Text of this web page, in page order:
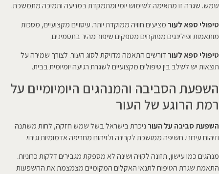
שמש. שגרה זו מתאימה לשימוש יומי ומתמקדת במניעה ותמיכה מתמשכת.
טיפולי ספא לעור מציעים חוויה ממוקדת יותר. עיסויים מקצועיים, מסכות
מותאמות ופילינגים מפוקחים מספקים שיפור מהיר בתסמינים.
טיפולי ספא לעורדורשים התאמה מדויקת לסוג העור. לצורך שמירה על
תוצאות יש לשלב בין טיפולים מקצועיים לשגרת רגיעה יומיומית בבית.
השפעת הסביבה והמנהגים היומיומיים על
רמת הרוגע של העור
השפעת סביבה על העור ניכרת בישראל בשל שמש חזקה, לחות משתנה
וזיהום עירוני. חשיפה ממושכת לקרינה ולזיהום מחריפה אדמומיות וגירוי.
מנהגים כמו עישון, תזונה לקויה ושינה לא מספקת מגבירים דלקות כרוניות.
התאמת שגרת הטיפוח לתנאי האקלים המקומיים מצמצמת את ההשפעות